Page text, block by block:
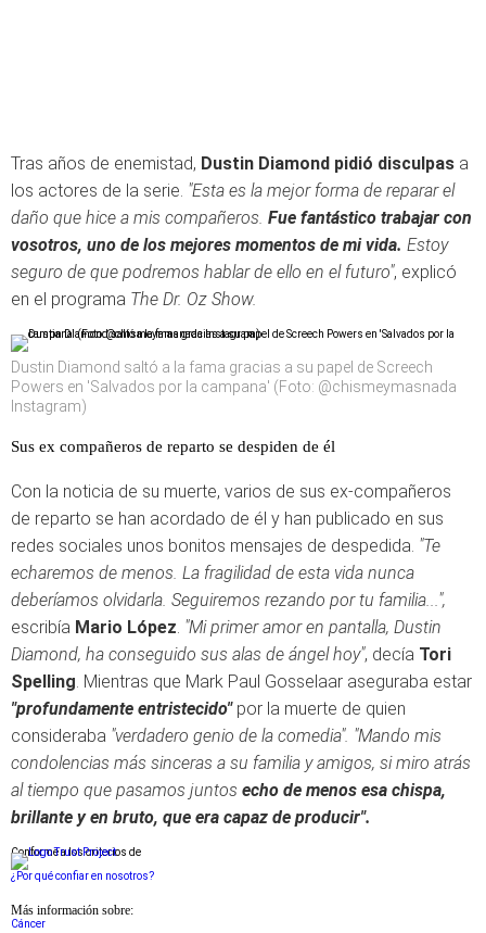
Tras años de enemistad, Dustin Diamond pidió disculpas a
los actores de la serie. "Esta es la mejor forma de reparar el
daño que hice a mis compañeros. Fue fantástico trabajar con
vosotros, uno de los mejores momentos de mi vida. Estoy
seguro de que podremos hablar de ello en el futuro", explicó
en el programa The Dr. Oz Show.
Dustin Diamond saltó a la fama gracias a su papel de Screech
Powers en 'Salvados por la campana' (Foto: @chismeymasnada
Instagram)
Sus ex compañeros de reparto se despiden de él
Con la noticia de su muerte, varios de sus ex-compañeros
de reparto se han acordado de él y han publicado en sus
redes sociales unos bonitos mensajes de despedida. "Te
echaremos de menos. La fragilidad de esta vida nunca
deberíamos olvidarla. Seguiremos rezando por tu familia...",
escribía Mario López. "Mi primer amor en pantalla, Dustin
Diamond, ha conseguido sus alas de ángel hoy", decía Tori
Spelling. Mientras que Mark Paul Gosselaar aseguraba estar
"profundamente entristecido"por la muerte de quien
consideraba "verdadero genio de la comedia". "Mando mis
condolencias más sinceras a su familia y amigos, si miro atrás
al tiempo que pasamos juntos echo de menos esa chispa,
brillante y en bruto, que era capaz de producir".
Conforme a los criterios de
¿Por qué confiar en nosotros?
Más información sobre:
Cáncer